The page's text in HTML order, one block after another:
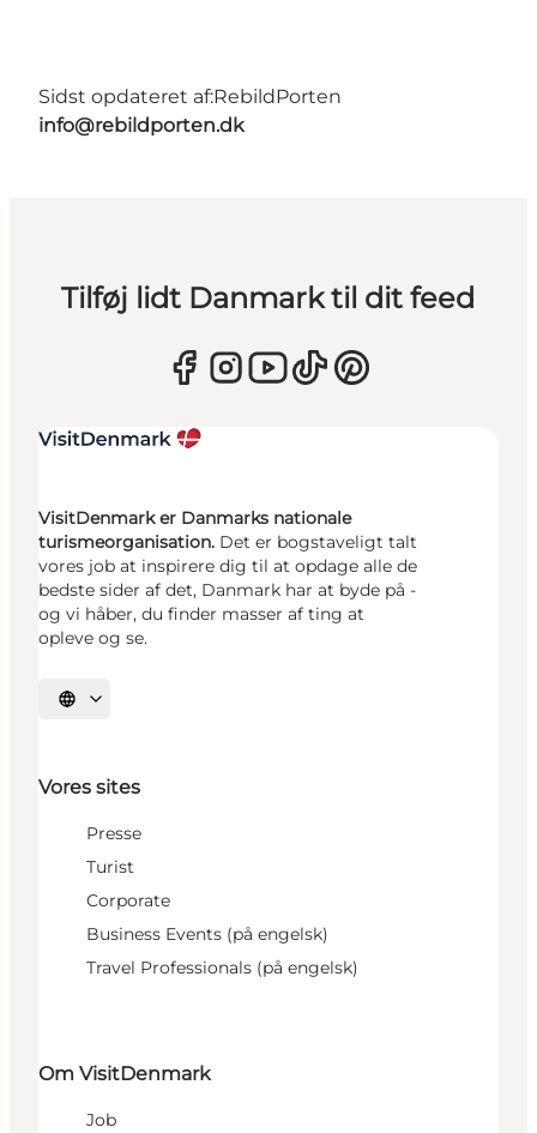
Sidst opdateret af:RebildPorten
info@rebildporten.dk
Tilføj lidt Danmark til dit feed
VisitDenmark er Danmarks nationale
turismeorganisation. Det er bogstaveligt talt
vores job at inspirere dig til at opdage alle de
bedste sider af det, Danmark har at byde på -
og vi håber, du finder masser af ting at
opleve og se.
Vælg sprog
Vores sites
Presse
Turist
Corporate
Business Events (på engelsk)
Travel Professionals (på engelsk)
Om VisitDenmark
Job